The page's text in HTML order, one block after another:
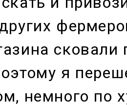
сковали
я
немного по